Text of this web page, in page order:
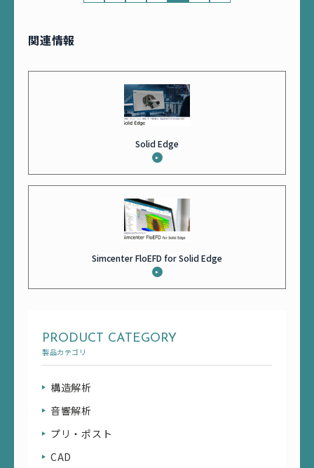
関連情報
Solid Edge
Simcenter FloEFD for Solid Edge
PRODUCT CATEGORY
製品カテゴリ
構造解析
音響解析
プリ・ポスト
CAD